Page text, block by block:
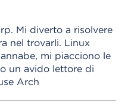
Mi diverto a risolvere
nel trovarli. Linux
mi piacciono le
un avido lettore di
Arch